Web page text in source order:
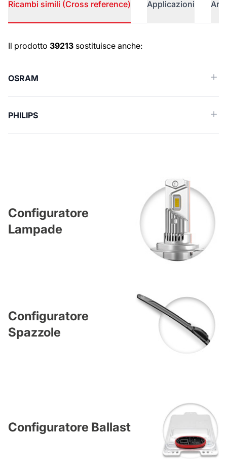
Ricambi simili (Cross reference) Applicazioni
Ricambi simili (Cross reference)
Il prodotto 39213 sostituisce anche:
OSRAM
PHILIPS
Configuratore
Lampade
Configuratore
Spazzole
Configuratore Ballast